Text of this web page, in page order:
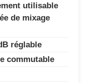
utilisable
de mixage
réglable
commutable